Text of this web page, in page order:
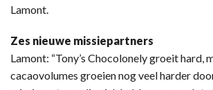
Lamont.
Zes nieuwe missiepartners
Lamont: “Tony’s Chocolonely groeit hard,
cacaovolumes groeien nog veel harder